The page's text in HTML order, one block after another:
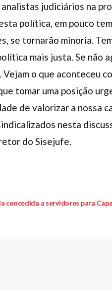
judiciários na
política, em pouco
se tornarão minoria.
mais justa. Se não
Vejam o que aconteceu
tomar uma posição
de valorizar a nossa
nesta
do Sisejufe.
concedida a servidores para